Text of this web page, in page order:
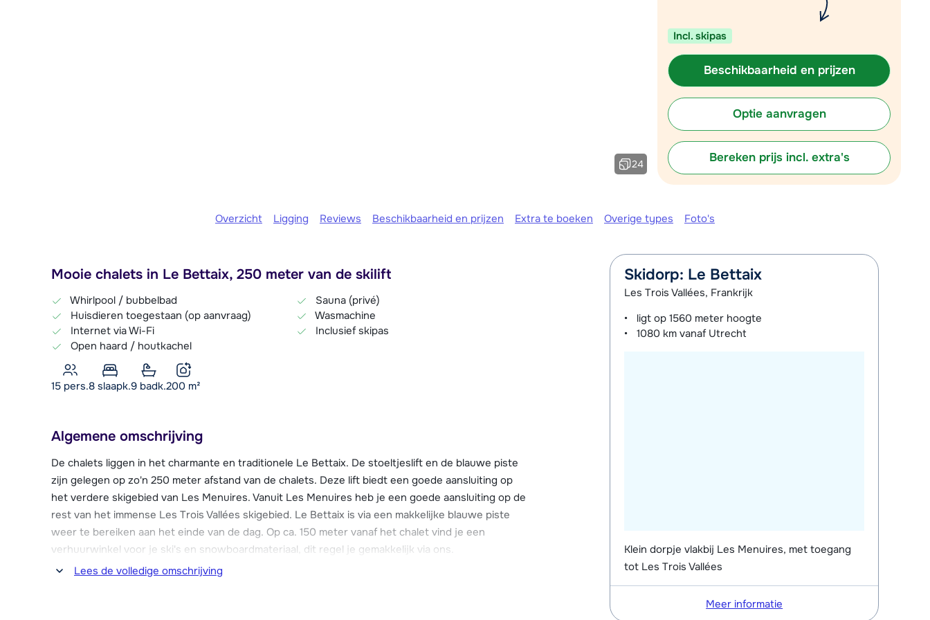
Morgen om 09:00 uur weer beschikbaar:
Chat met wintersportspecialist
Bel ons via 0348 - 43 46 49
24
Incl. skipas
Beschikbaarheid en prijzen
Optie aanvragen
Bereken prijs incl. extra's
Overzicht Ligging Reviews Beschikbaarheid en prijzen Extra te boeken Overige types Foto's
Mooie chalets in Le Bettaix, 250 meter van de skilift
Whirlpool / bubbelbad
Huisdieren toegestaan (op aanvraag)
Internet via Wi-Fi
Open haard / houtkachel
Sauna (privé)
Wasmachine
Inclusief skipas
15 pers.8 slaapk.9 badk.200 m²
Algemene omschrijving
De chalets liggen in het charmante en traditionele Le Bettaix. De stoeltjeslift en de blauwe piste
zijn gelegen op zo'n 250 meter afstand van de chalets. Deze lift biedt een goede aansluiting op
het verdere skigebied van Les Menuires. Vanuit Les Menuires heb je een goede aansluiting op de
rest van het immense Les Trois Vallées skigebied. Le Bettaix is via een makkelijke blauwe piste
weer te bereiken aan het einde van de dag. Op ca. 150 meter vanaf het chalet vind je een
verhuurwinkel voor je ski's en snowboardmateriaal, dit regel je gemakkelijk via ons.
Lees de volledige omschrijving
Skidorp: Le Bettaix
Les Trois Vallées, Frankrijk
ligt op1560 meter hoogte
1080 km vanaf Utrecht
Klein dorpje vlakbij Les Menuires, met toegang
tot Les Trois Vallées
Meer informatie